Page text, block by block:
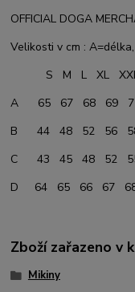
OFFICIAL DOGA
Velikosti v cm :
S M L XL
A 65 67 68 69
B 44 48 52 56
C 43 45 48 52
D 64 65 66 67
Zboží zařazeno v
Mikiny